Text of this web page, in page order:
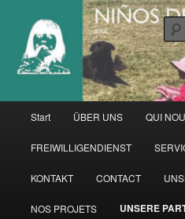
primären
Inhalt
springen
Start ÜBER UNS QUI
FREIWILLIGENDIENST
KONTAKT CONTACT
NOS PROJETS UNSERE